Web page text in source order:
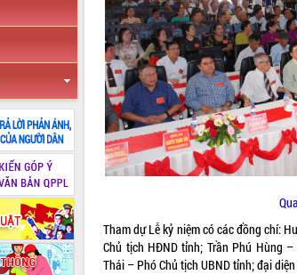
Tham dự Lễ kỷ niệm có các đồng chí:
Chủ tịch HĐND tỉnh; Trần Phú Hùng
Thái – Phó Chủ tịch UBND tỉnh; đại